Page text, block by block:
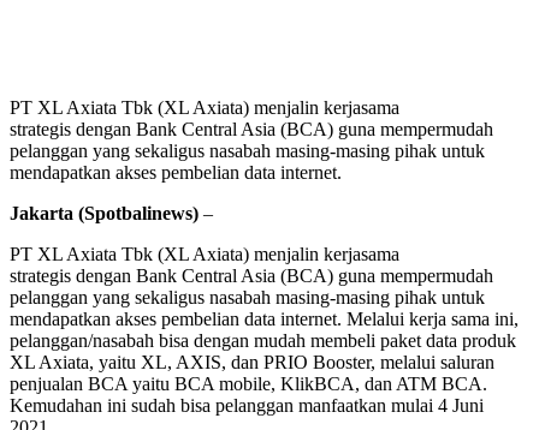
PT XL Axiata Tbk (XL Axiata) menjalin kerjasama
strategis dengan Bank Central Asia (BCA) guna mempermudah
pelanggan yang sekaligus nasabah masing-masing pihak untuk
mendapatkan akses pembelian data internet.
Jakarta (Spotbalinews) –
PT XL Axiata Tbk (XL Axiata) menjalin kerjasama
strategis dengan Bank Central Asia (BCA) guna mempermudah
pelanggan yang sekaligus nasabah masing-masing pihak untuk
mendapatkan akses pembelian data internet. Melalui kerja sama ini,
pelanggan/nasabah bisa dengan mudah membeli paket data produk
XL Axiata, yaitu XL, AXIS, dan PRIO Booster, melalui saluran
penjualan BCA yaitu BCA mobile, KlikBCA, dan ATM BCA.
Kemudahan ini sudah bisa pelanggan manfaatkan mulai 4 Juni